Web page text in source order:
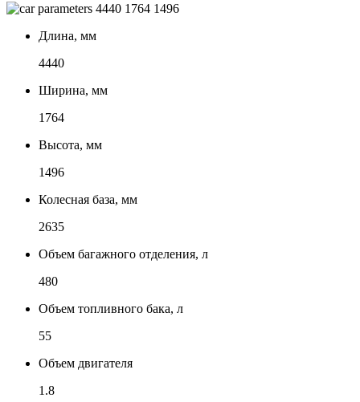
4440 1764 1496
Длина, мм
4440
Ширина, мм
1764
Высота, мм
1496
Колесная база, мм
2635
Объем багажного отделения, л
480
Объем топливного бака, л
55
Объем двигателя
1.8